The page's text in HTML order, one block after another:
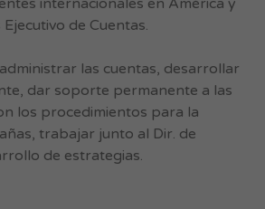
internacionales en América y
de Cuentas.
las cuentas, desarrollar
dar soporte permanente a las
los procedimientos para la
trabajar junto al Dir. de
de estrategias.